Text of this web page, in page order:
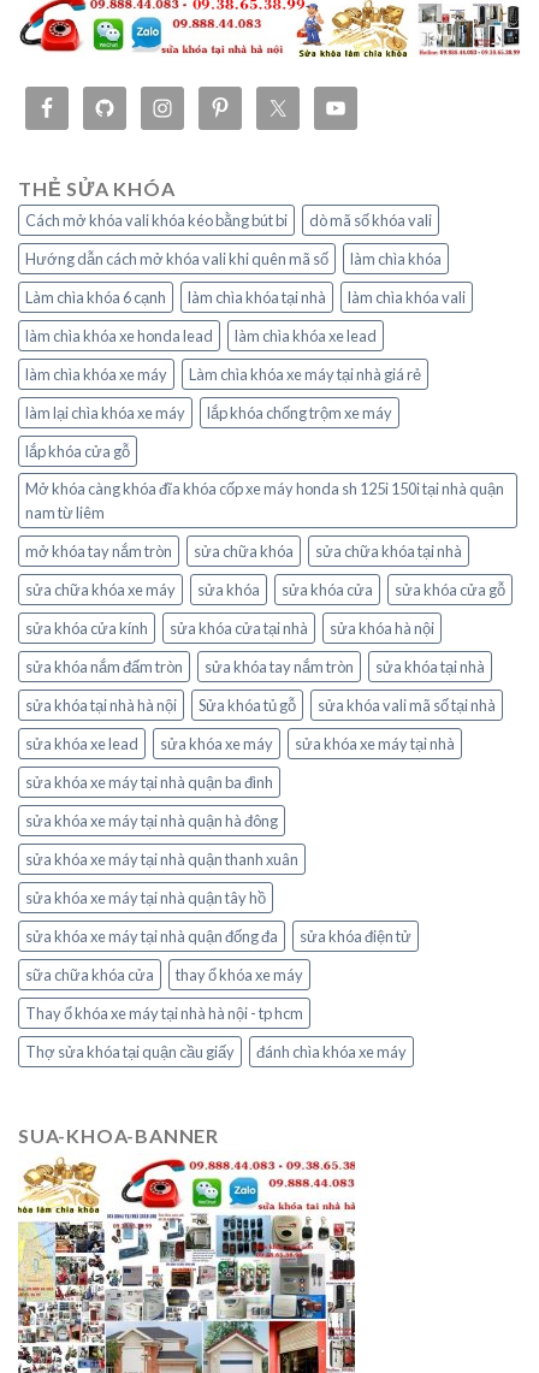
THẺ SỬA KHÓA
Cách mở khóa vali khóa kéo bằng bút bi
dò mã số khóa vali
Hướng dẫn cách mở khóa vali khi quên mã số
làm chìa khóa
Làm chìa khóa 6 cạnh
làm chìa khóa tại nhà
làm chìa khóa vali
làm chìa khóa xe honda lead
làm chìa khóa xe lead
làm chìa khóa xe máy
Làm chìa khóa xe máy tại nhà giá rẻ
làm lại chìa khóa xe máy
lắp khóa chống trộm xe máy
lắp khóa cửa gỗ
Mở khóa càng khóa đĩa khóa cốp xe máy honda sh 125i 150i tại nhà quận
nam từ liêm
mở khóa tay nắm tròn
sửa chữa khóa
sửa chữa khóa tại nhà
sửa chữa khóa xe máy
sửa khóa sửa khóa cửa
sửa khóa cửa gỗ
sửa khóa cửa kính
sửa khóa cửa tại nhà
sửa khóa hà nội
sửa khóa nắm đấm tròn
sửa khóa tay nắm tròn
sửa khóa tại nhà
sửa khóa tại nhà hà nội
Sửa khóa tủ gỗ
sửa khóa vali mã số tại nhà
sửa khóa xe lead
sửa khóa xe máy
sửa khóa xe máy tại nhà
sửa khóa xe máy tại nhà quận ba đình
sửa khóa xe máy tại nhà quận hà đông
sửa khóa xe máy tại nhà quận thanh xuân
sửa khóa xe máy tại nhà quận tây hồ
sửa khóa xe máy tại nhà quận đống đa
sửa khóa điện tử
sữa chữa khóa cửa
thay ổ khóa xe máy
Thay ổ khóa xe máy tại nhà hà nội - tp hcm
Thợ sửa khóa tại quận cầu giấy
đánh chìa khóa xe máy
SUA-KHOA-BANNER